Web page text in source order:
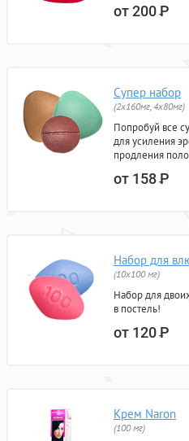
от 200Р
Супер набор
(2х160мг, 4х80мг)
Попробуй все
для усиления
продления
от 158Р
Набор для
(10х100 мг)
Набор для
в постель!
от 120Р
Крем Naron
(100 мг)